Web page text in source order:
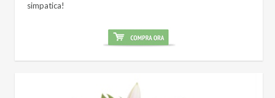
simpatica!